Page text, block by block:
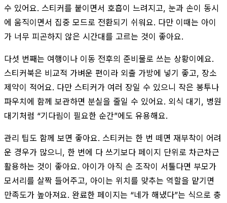
수 있어요. 스티커를 붙이면서 호흡이 느려지고, 눈과 손이 동시
에 움직이면서 집중 모드로 전환되기 쉬워요. 다만 이때는 아이
가 너무 피곤하지 않은 시간대를 고르는 것이 좋아요.
다섯 번째는 여행이나 이동 전후의 준비물로 쓰는 상황이에요.
스티커북은 비교적 가벼운 편이라 외출 가방에 넣기 좋고, 장소
제약이 적어요. 다만 스티커가 여러 장일 수 있으니 작은 봉투나
파우치에 함께 보관하면 분실을 줄일 수 있어요. 외식 대기, 병원
대기처럼 “기다림이 필요한 순간”에도 유용해요.
관리 팁도 함께 보면 좋아요. 스티커는 한 번 떼면 재부착이 어려
운 경우가 많으니, 한 번에 다 쓰기보다 페이지 단위로 차근차근
활용하는 것이 좋아요. 아이가 아직 손 조작이 서툴다면 부모가
모서리를 살짝 들어주고, 아이는 위치를 맞추는 역할을 맡기면
만족도가 높아져요. 완료한 페이지는 “네가 해냈다”는 식으로 충